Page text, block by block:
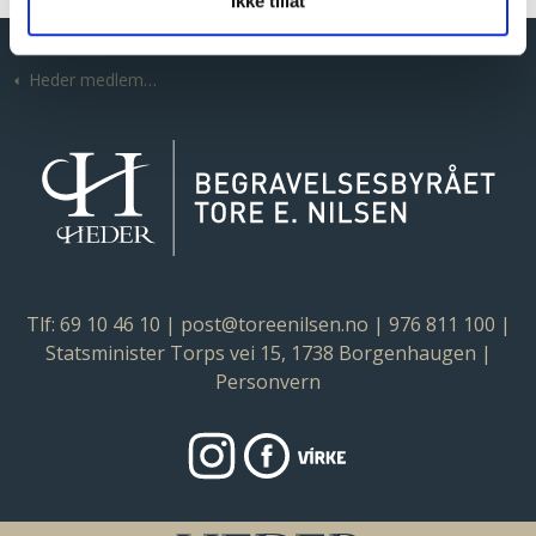
Heder Byraer SARPSBORG | Begravelsesbyrået Tore E. Nilsen
Nyheter
Heder medlemskap
Tlf: 69 10 46 10 | post@toreenilsen.no | 976 811 100 |
Statsminister Torps vei 15, 1738 Borgenhaugen |
Personvern